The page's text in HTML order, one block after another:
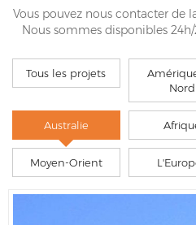
Vous pouvez nous contacter de
Nous sommes disponibles
Tous les projets
Nord
Australie
Moyen-Orient